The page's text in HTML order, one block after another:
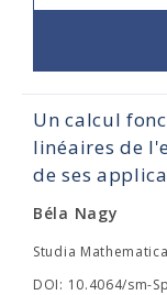
Un calcul
linéaires de
de ses
Béla Nagy
Studia
DOI: 10.4064/sm-